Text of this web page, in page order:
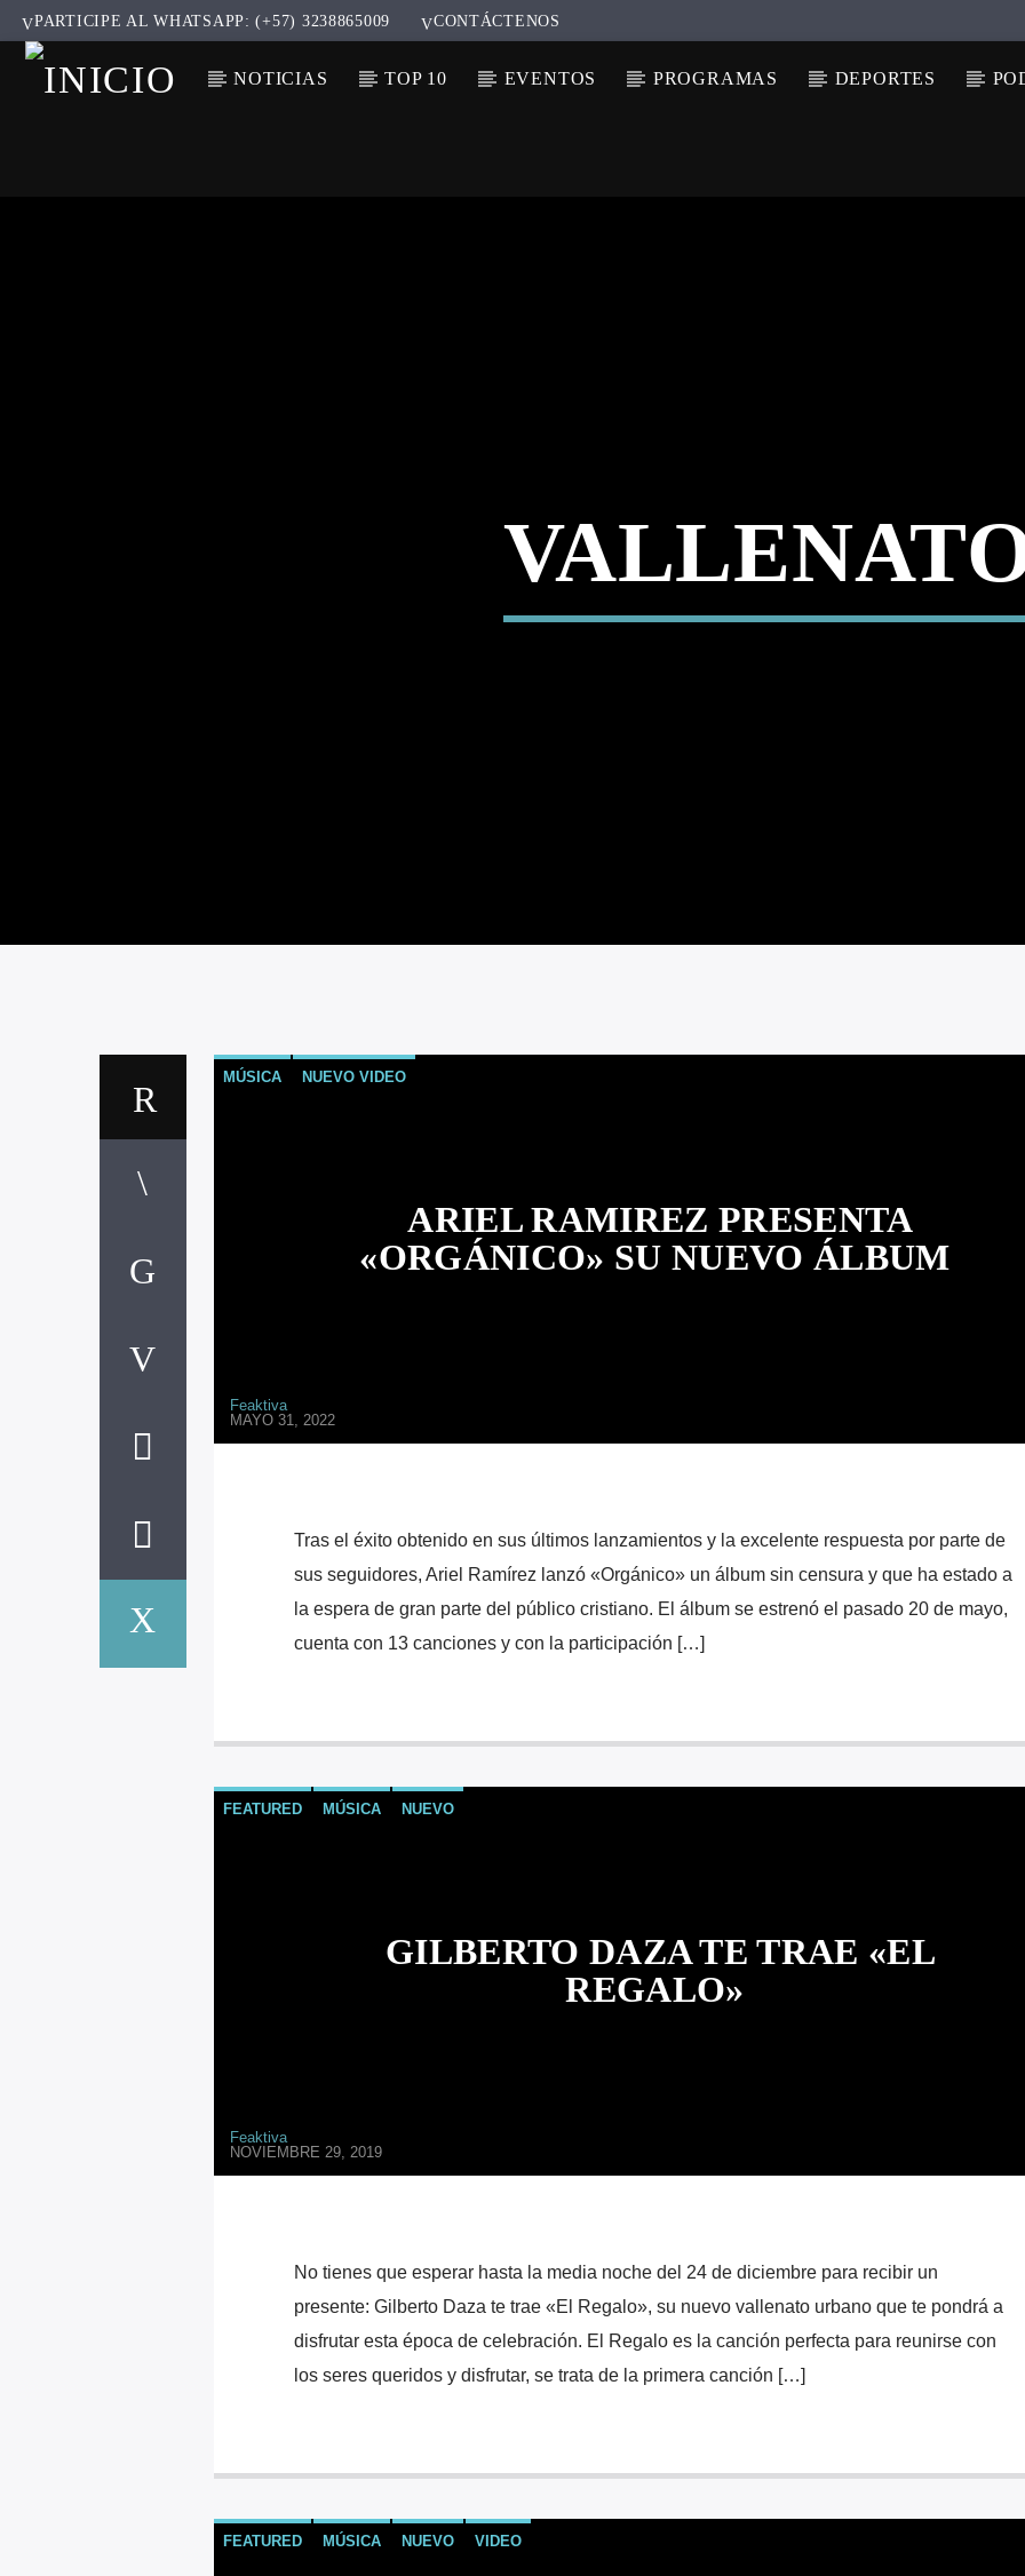
PARTICIPE AL WHATSAPP: (+57) 3238865009 CONTÁCTENOS
NOTICIAS TOP 10 EVENTOS PROGRAMAS DEPORTES
MÚSICA NUEVO VIDEO
ARIEL RAMIREZ PRESENTA
«ORGÁNICO» SU NUEVO ÁLBUM
Feaktiva
MAYO 31, 2022
Tras el éxito obtenido en sus últimos lanzamientos y la excelente respuesta por parte de
sus seguidores, Ariel Ramírez lanzó «Orgánico» un álbum sin censura y que ha estado a
la espera de gran parte del público cristiano. El álbum se estrenó el pasado 20 de mayo,
cuenta con 13 canciones y con la participación […]
FEATURED MÚSICA NUEVO
GILBERTO DAZA TE TRAE «EL
REGALO»
Feaktiva
NOVIEMBRE 29, 2019
No tienes que esperar hasta la media noche del 24 de diciembre para recibir un
presente: Gilberto Daza te trae «El Regalo», su nuevo vallenato urbano que te pondrá a
disfrutar esta época de celebración. El Regalo es la canción perfecta para reunirse con
los seres queridos y disfrutar, se trata de la primera canción […]
FEATURED MÚSICA NUEVO VIDEO